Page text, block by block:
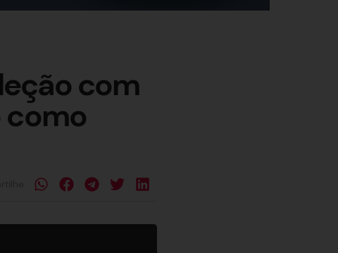
com
como